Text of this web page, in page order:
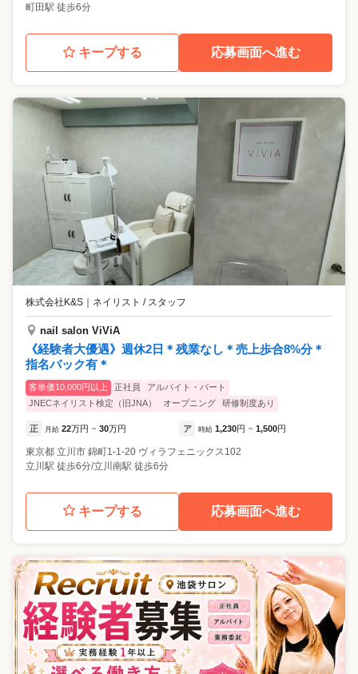
町田駅 徒歩6分
キープする 応募画面へ進む
株式会社K&S ｜ ネイリスト / スタッフ
nail salon ViViA
《経験者大優遇》週休2日＊残業なし＊売上歩合8%分＊
指名バック有＊
客単価10,000円以上 正社員
アルバイト・パート
JNECネイリスト検定（旧JNA）
オープニング 研修制度あり
正 月給 22万円 ~ 30万円 ア 時給 1,230円 ~ 1,500円
東京都 立川市 錦町1-1-20 ヴィラフェニックス102
立川駅 徒歩6分/立川南駅 徒歩6分
キープする 応募画面へ進む